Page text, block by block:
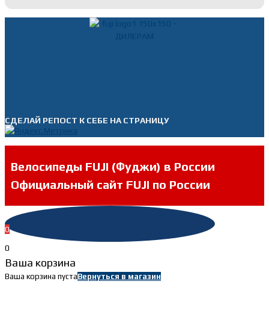
СДЕЛАЙ РЕПОСТ К СЕБЕ НА СТРАНИЦУ
Велосипеды FUJI (Фуджи) в России
Официальный сайт FUJI по России
0
0
Ваша корзина
Ваша корзина пустаВернуться в магазин